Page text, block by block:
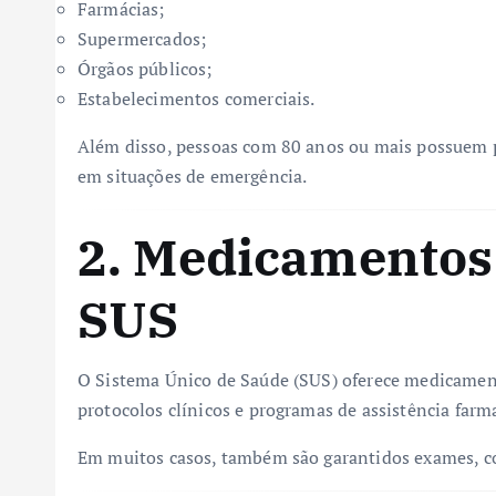
Farmácias;
Supermercados;
Órgãos públicos;
Estabelecimentos comerciais.
Além disso, pessoas com 80 anos ou mais
em situações de emergência.
2.
SUS
O Sistema Único de Saúde (SUS) oferece
protocolos clínicos e programas de assistência
Em muitos casos, também são garantidos exames,